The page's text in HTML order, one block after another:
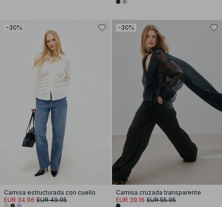
-30%
Camisa estructurada con cuello
EUR 34.96 EUR 49.95
-30%
Camisa cruzada transparente
EUR 39.16 EUR 55.95